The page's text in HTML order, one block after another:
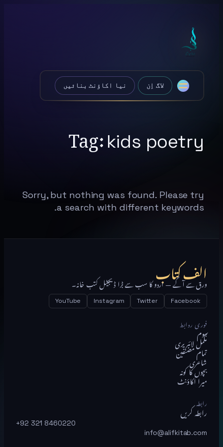
content
لاگ اِن نیا اکاؤنٹ بنائیں
Tag: kids poetry
Sorry, but nothing was found. Please try
a search with different keywords.
الف کتاب
ورق سے آگے — اردو کا سب سے بڑا ڈیجیٹل کتب خانہ۔
Facebook
Twitter
Instagram
YouTube
فوری روابط
ہوم
مکمل لائبریری
تمام مصنفین
شاعری
بچوں کا کونہ
میرا اکاؤنٹ
رابطہ
رابطہ کریں
+92 321 8460220
info@alifkitab.com